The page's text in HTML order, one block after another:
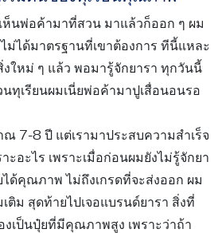
ห็นพ่อค้ามาที่สวน มาแล้วก็ออก ๆ ผม
ม่ได้มาตรฐานที่เขาต้องการ ทีนี้แหละ
งใหม่ ๆ แล้ว พอมารู้จักยารา ทุกวันนี้
ทุเรียนผมเนี่ยพ่อค้ามาปูเสื่อนอนรอ
ณ 7-8 ปี แต่เรามาประสบความสำเร็จ
ะอะไร เพราะเมื่อก่อนผมยังไม่รู้จักยา
ด้คุณภาพ ไม่ถึงเกรดที่จะส่งออก ผม
ติม สุดท้ายไปเจอแบรนด์ยารา สิ่งที่
งเป็นปุ๋ยที่มีคุณภาพสูง เพราะว่าถ้า